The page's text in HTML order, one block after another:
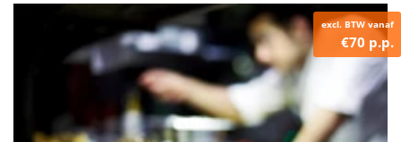
excl. BTW vanaf
€70 p.p.